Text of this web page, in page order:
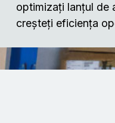
optimizați lanțul de
creșteți eficiența